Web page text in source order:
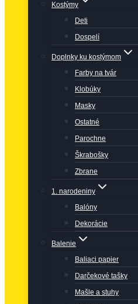
Kostýmy
Deti
Dospelí
Doplnky ku kostýmom
Farby na tvár
Klobúky
Masky
Ostatné
Parochne
Škrabošky
Zbrane
1. narodeniny
Balóny
Dekorácie
Balenie
Baliaci papier
Darčekové tašky
Mašle a stuhy